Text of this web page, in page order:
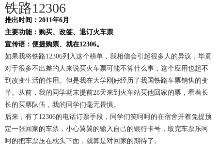
铁路12306
推出时间：2011年6月
主要功能：购买、改签、退订火车票
宣传语：便捷购票、就在12306。
如果我将铁路12306列入这个榜单，我相信会引起很多人的异议，毕竟
对于很多不出差的人来说买火车票可能不算什么事，这个应用也起不
到改变生活的作用。但是我在大学刚好经历了我国铁路车票销售的变
革。从前，我的同学期末提前28天来到火车站买他回家的票，看着长
长的买票队伍，我的同学们毫无畏惧。
后来，有了12306的电话订票手段，同学们笑呵呵的在宿舍开着免提预
定一张回家的车票，小心翼翼的输入自己的银行卡号，取完车票乐呵
呵的把车票压在枕头下面，就算是对回家的期待了。